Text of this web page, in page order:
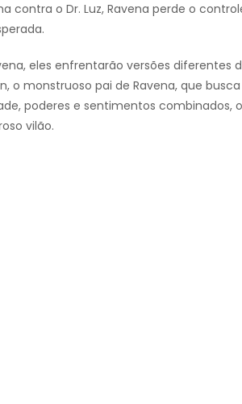
contra o Dr. Luz, Ravena perde o
eles enfrentarão versões diferentes
o monstruoso pai de Ravena, que
poderes e sentimentos combinados,
vilão.